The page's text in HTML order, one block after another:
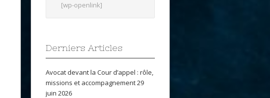
[wp-openlink]
Derniers Articles
Avocat devant la Cour d’appel : rôle,
missions et accompagnement29
juin 2026